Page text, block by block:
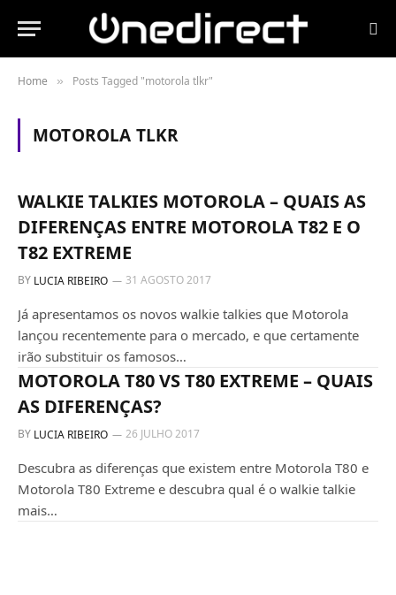
Home » Posts Tagged "motorola tlkr"
MOTOROLA TLKR
WALKIE TALKIES MOTOROLA – QUAIS AS
DIFERENÇAS ENTRE MOTOROLA T82 E O
T82 EXTREME
BY LUCIA RIBEIRO 31 AGOSTO 2017
Já apresentamos os novos walkie talkies que Motorola
lançou recentemente para o mercado, e que certamente
irão substituir os famosos…
TODOS OS PRODUCTOS
MOTOROLA T80 VS T80 EXTREME – QUAIS
AS DIFERENÇAS?
BY LUCIA RIBEIRO 26 JULHO 2017
Descubra as diferenças que existem entre Motorola T80 e
Motorola T80 Extreme e descubra qual é o walkie talkie
mais…